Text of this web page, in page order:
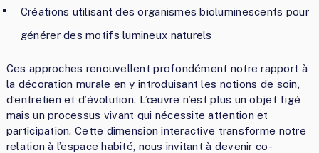
Créations utilisant des organismes bioluminescents pour
générer des motifs lumineux naturels
Ces approches renouvellent profondément notre rapport à
la décoration murale en y introduisant les notions de soin,
d’entretien et d’évolution. L’œuvre n’est plus un objet figé
mais un processus vivant qui nécessite attention et
participation. Cette dimension interactive transforme notre
relation à l’espace habité, nous invitant à devenir co-